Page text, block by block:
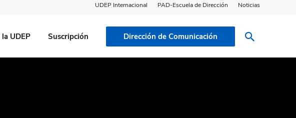
UDEP Internacional PAD-Escuela de Dirección Noticias
UDEP Suscripción Dirección de Comunicación